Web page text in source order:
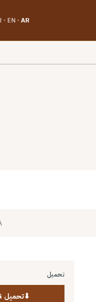
AR
EN
تحميل
⬇تحميل PNG